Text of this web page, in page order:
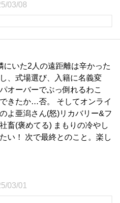
03/08
にいた2人の遠距離は辛かった
、式場選び、入籍に名義変
オーバーでぶっ倒れるわこ
きたか…否。 そしてオンライ
よ亜潟さん(怒)リカバリー&フ
畜(褒めてる) まもりの冷やし
い！ 次で最終とのこと。楽し
03/01